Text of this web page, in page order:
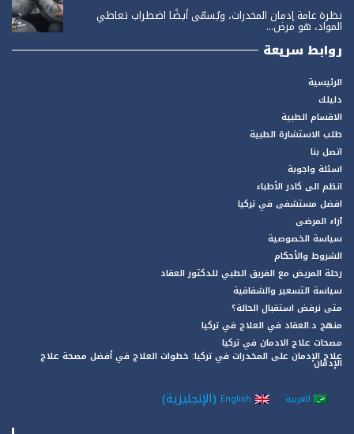
نظرة عامة إدمان المخدرات، ويُسمّى أيضًا اضطراب تعاطي
المواد، هو مرض...
روابط سريعة
الرئيسية
دليلك
الاقسام الطبية
طلب الاستشارة الطبية
اتصل بنا
اسئلة واجوبة
انظم الى كادر الأطباء
افضل مستشفى في تركيا
آراء المرضى
سياسة الخصوصية
الشروط والأحكام
رحلة المريض مع الفريق الطبي للدكتور العقاد
سياسة التسعير والشفافية
متى نرفض استقبال الحالة؟
منهج د.العقاد في العلاج في تركيا
مصحات علاج الادمان في تركيا
علاج الإدمان على المخدرات في تركيا: خطوات العلاج في أفضل مصحة علاج
الإدمان
العربية English
(الإنجليزية)